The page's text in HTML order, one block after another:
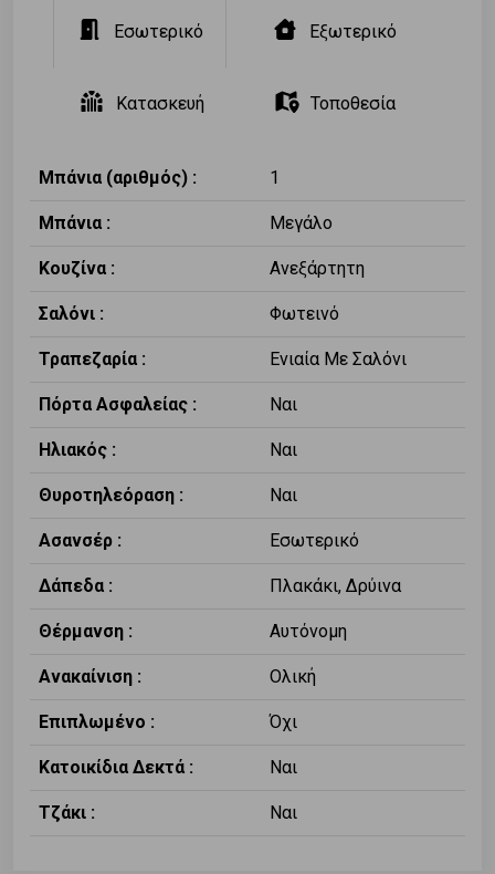
Εσωτερικό Εξωτερικό
Κατασκευή Τοποθεσία
Μπάνια (αριθμός) : 1
Μπάνια : Μεγάλο
Κουζίνα : Ανεξάρτητη
Σαλόνι : Φωτεινό
Τραπεζαρία : Ενιαία Με Σαλόνι
Πόρτα Ασφαλείας : Ναι
Ηλιακός : Ναι
Θυροτηλεόραση : Ναι
Ασανσέρ : Εσωτερικό
Δάπεδα : Πλακάκι, Δρύινα
Θέρμανση : Αυτόνομη
Ανακαίνιση : Ολική
Επιπλωμένο : Όχι
Κατοικίδια Δεκτά : Ναι
Τζάκι : Ναι